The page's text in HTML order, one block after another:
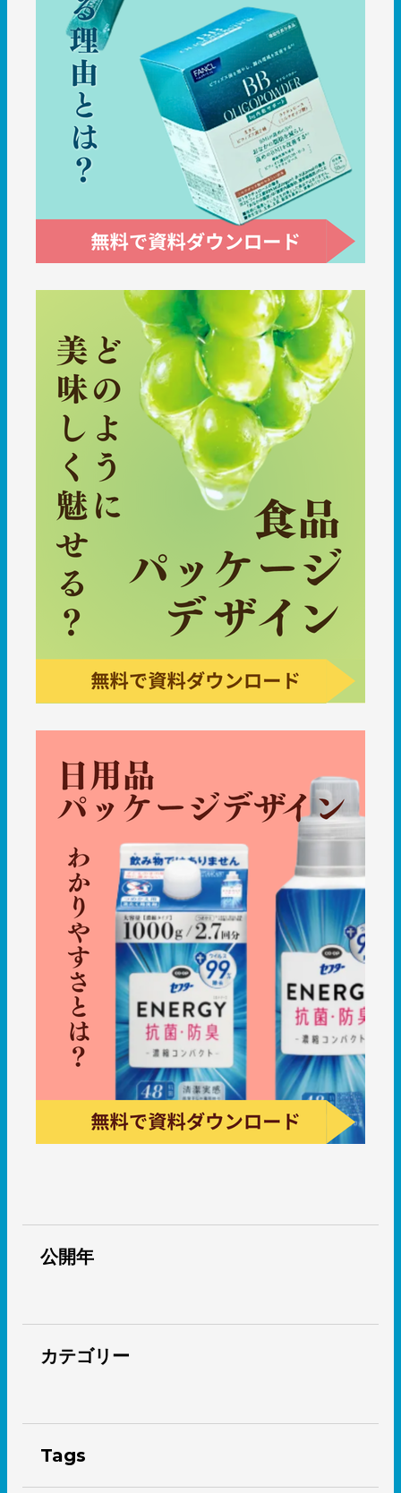
公開年
カテゴリー
Tags